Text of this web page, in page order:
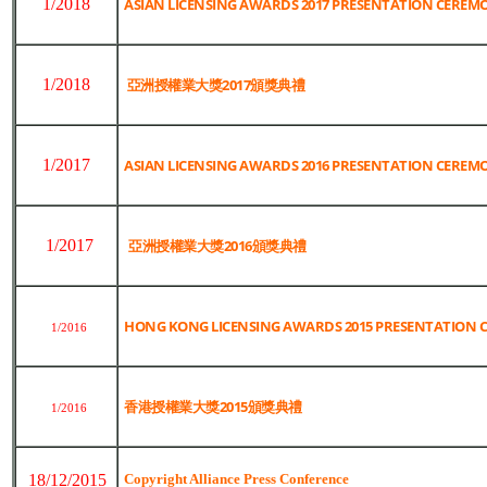
1/2018 ASIAN LICENSING AWARDS 2017 PRESENTATION
1/2018 亞洲授權業大獎2017頒獎典禮
1/2017 ASIAN LICENSING AWARDS 2016 PRESENTATION
1/2017 亞洲授權業大獎2016頒獎典禮
1/2016 HONG KONG LICENSING AWARDS 2015 PRESENTATION
1/2016 香港授權業大獎2015頒獎典禮
18/12/2015 Copyright Alliance Press Conference